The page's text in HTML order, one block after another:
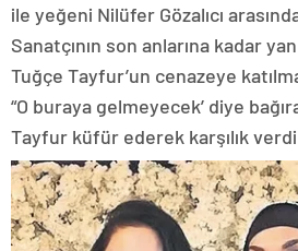
ile yeğeni Nilüfer Gözalıcı
Sanatçının son anlarına kadar
Tuğçe Tayfur’un cenazeye
“O buraya gelmeyecek’ diye
Tayfur küfür ederek karşılık verdi.